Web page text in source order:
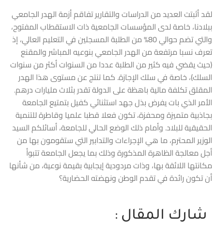
لقد أثبتت العديد من الدراسات والتقارير تفاقم أزمة الهدر الجامعي
ببلادنا، خاصة لدى المؤسسات الجامعية ذات الاستقطاب المفتوح،
والتي تضم حوالي 80% من الطلبة المسجلين في التعليم العالي، إذ
تعرف نسبا مرتفعة من الهدر الجامعي بنوعيه المباشر والمقنع
(حيث يقضي فيه كثير من الطلبة عددا من السنوات أكثر من سنوات
السلك)، خاصة في سلك الإجازة. كما تنتج عن مستوى هذا الهدر
المقلق تكلفة مالية باهظة على الدولة تقدر بثلاث مليارات درهم.
الأمر الذي بات يفرض بذل جهد استثنائي كفيل بتمتيع الجامعة
بجاذبية متميزة ومحفزة، تكون فعلا قطبا علميا وقاطرة للتنمية
الحقيقية للبلاد. وأمام ذلك الوضع الحالي للجامعة، أسائلكم السيد
الوزير المحترم، ما هي الإجراءات والتدابير التي ستقومون بها من
أجل معالجة الظاهرة المذكورة وذلك بما يجعل الجامعة تتبوأ
مكانتها اللائقة بها، وذات مردودية إيجابية بقيمة نوعية، من شأنها
أن تكون رائدة في تقدم الوطن ونهضته الحضارية؟
شارك المقال :